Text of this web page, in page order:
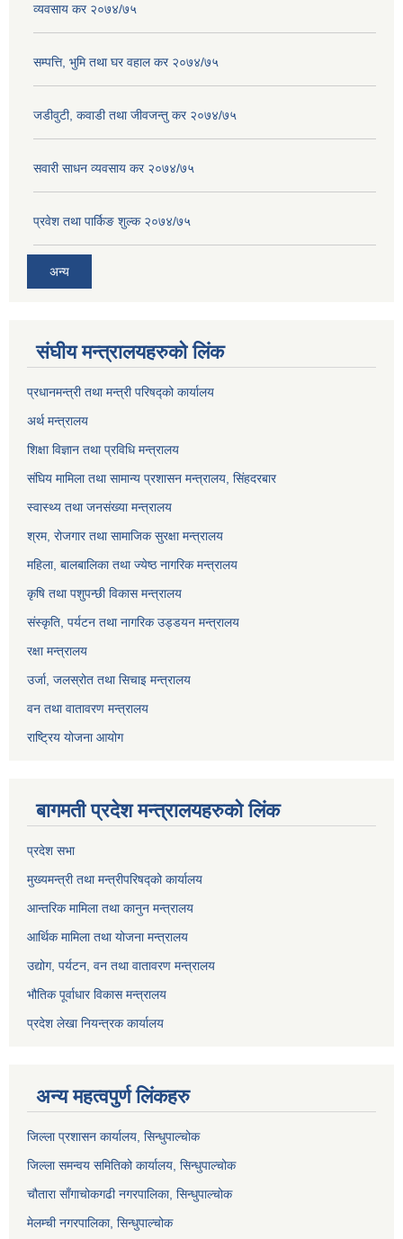
व्यवसाय कर २०७४/७५
सम्पत्ति, भुमि तथा घर वहाल कर २०७४/७५
जडीवुटी, कवाडी तथा जीवजन्तु कर २०७४/७५
सवारी साधन व्यवसाय कर २०७४/७५
प्रवेश तथा पार्किङ शुल्क २०७४/७५
अन्य
संघीय मन्त्रालयहरुको लिंक
प्रधानमन्त्री तथा मन्त्री परिषद्को कार्यालय
अर्थ मन्त्रालय
शिक्षा विज्ञान तथा प्रविधि मन्त्रालय
संघिय मामिला तथा सामान्य प्रशासन मन्त्रालय, सिंहदरबार
स्वास्थ्य तथा जनसंख्या मन्त्रालय
श्रम, रोजगार तथा सामाजिक सुरक्षा मन्त्रालय
महिला, बालबालिका तथा ज्येष्ठ नागरिक मन्त्रालय
कृषि तथा पशुपन्छी विकास मन्त्रालय
संस्कृति, पर्यटन तथा नागरिक उड्डयन मन्त्रालय
रक्षा मन्त्रालय
उर्जा, जलस्रोत तथा सिचाइ मन्त्रालय
वन तथा वातावरण मन्त्रालय
राष्ट्रिय योजना आयोग
बागमती प्रदेश मन्त्रालयहरुको लिंक
प्रदेश सभा
मुख्यमन्त्री तथा मन्त्रीपरिषद्को कार्यालय
आन्तरिक मामिला तथा कानुन मन्त्रालय
आर्थिक मामिला तथा योजना मन्त्रालय
उद्योग, पर्यटन, वन तथा वातावरण मन्त्रालय
भौतिक पूर्वाधार विकास मन्त्रालय
प्रदेश लेखा नियन्त्रक कार्यालय
अन्य महत्वपुर्ण लिंकहरु
जिल्ला प्रशासन कार्यालय, सिन्धुपाल्चोक
जिल्ला समन्वय समितिको कार्यालय, सिन्धुपाल्चोक
चौतारा साँगाचोकगढी नगरपालिका, सिन्धुपाल्चोक
मेलम्ची नगरपालिका, सिन्धुपाल्चोक